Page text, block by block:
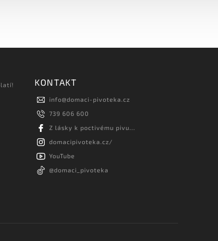
KONTAKT
info@domaci-pivoteka.cz
739 606 600
Z lásky k poctivému pivu...
domacipivoteka.cz/
YouTube
@domaci_pivoteka